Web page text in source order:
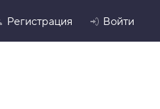
Регистрация Войти